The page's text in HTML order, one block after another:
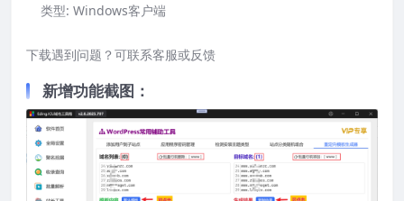
类型: Windows客户端
下载遇到问题？可联系客服或反馈
新增功能截图：